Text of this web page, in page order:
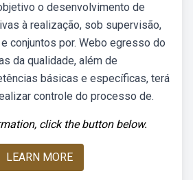
o desenvolvimento de
à realização, sob supervisão,
conjuntos por. Webo egresso do
da qualidade, além de
básicas e específicas, terá
controle do processo de.
click the button below.
LEARN MORE